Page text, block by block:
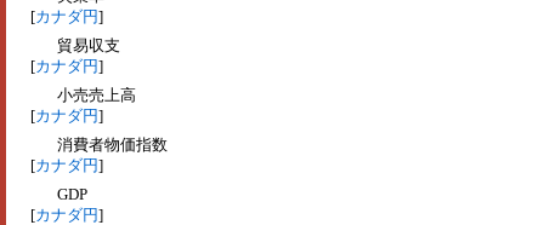
[カナダ円]
貿易収支
[カナダ円]
小売売上高
[カナダ円]
消費者物価指数
[カナダ円]
GDP
[カナダ円]